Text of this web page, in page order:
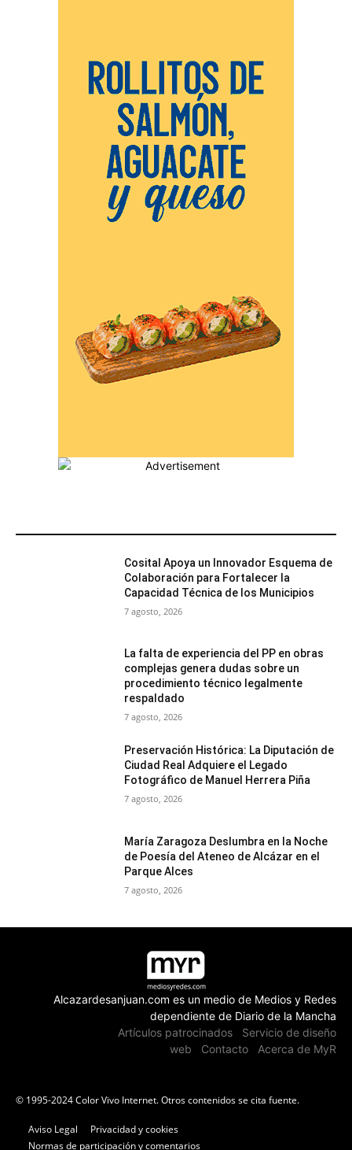
Cosital Apoya un Innovador Esquema de
Colaboración para Fortalecer la
Capacidad Técnica de los Municipios
7 agosto, 2026
La falta de experiencia del PP en obras
complejas genera dudas sobre un
procedimiento técnico legalmente
respaldado
7 agosto, 2026
Preservación Histórica: La Diputación de
Ciudad Real Adquiere el Legado
Fotográfico de Manuel Herrera Piña
7 agosto, 2026
María Zaragoza Deslumbra en la Noche
de Poesía del Ateneo de Alcázar en el
Parque Alces
7 agosto, 2026
Alcazardesanjuan.com es un medio de Medios y Redes
dependiente de Diario de la Mancha
Artículos patrocinados
Servicio de diseño
web
Contacto Acerca de MyR
© 1995-2024 Color Vivo Internet. Otros contenidos se cita fuente.
Aviso Legal
Privacidad y cookies
Normas de participación y comentarios